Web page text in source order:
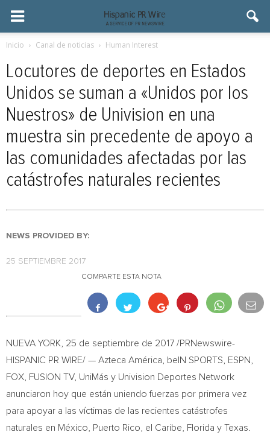
Inicio Canal de noticias Human Interest
Locutores de deportes en Estados
Unidos se suman a «Unidos por los
Nuestros» de Univision en una
muestra sin precedente de apoyo a
las comunidades afectadas por las
catástrofes naturales recientes
NEWS PROVIDED BY:
25 SEPTIEMBRE 2017
COMPARTE ESTA NOTA
NUEVA YORK , 25 de septiembre de 2017 /PRNewswire-
HISPANIC PR WIRE/ — Azteca América, beIN SPORTS, ESPN,
FOX, FUSION TV, UniMás y Univision Deportes Network
anunciaron hoy que están uniendo fuerzas por primera vez
para apoyar a las víctimas de las recientes catástrofes
naturales en México,
Puerto Rico , el Caribe, Florida y Texas